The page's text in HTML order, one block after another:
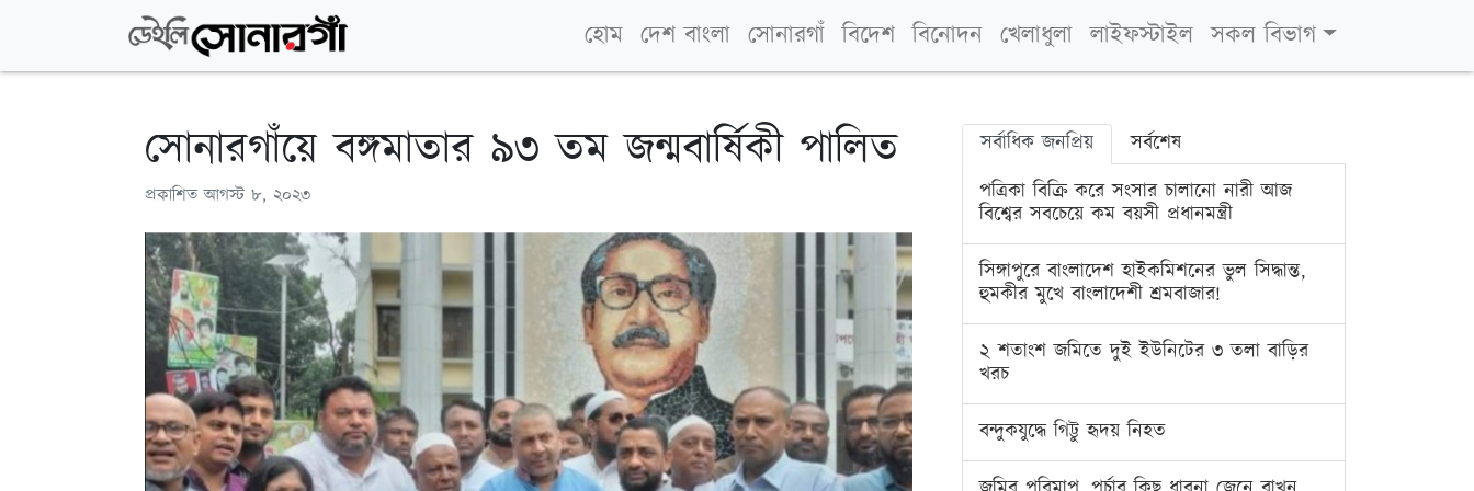
হোম দেশ বাংলা সোনারগাঁ বিদেশ বিনোদন খেলাধুলা লাইফস্টাইল সকল বিভাগ
সোনারগাঁয়ে বঙ্গমাতার ৯৩ তম জন্মবার্ষিকী পালিত
প্রকাশিতআগস্ট ৮, ২০২৩
সর্বাধিক জনপ্রিয়
সর্বশেষ
পত্রিকা বিক্রি করে সংসার চালানো নারী আজ
বিশ্বের সবচেয়ে কম বয়সী প্রধানমন্ত্রী
সিঙ্গাপুরে বাংলাদেশ হাইকমিশনের ভুল সিদ্ধান্ত,
হুমকীর মুখে বাংলাদেশী শ্রমবাজার!
২ শতাংশ জমিতে দুই ইউনিটের ৩ তলা বাড়ির
খরচ
বন্দুকযুদ্ধে গিট্টু হৃদয় নিহত